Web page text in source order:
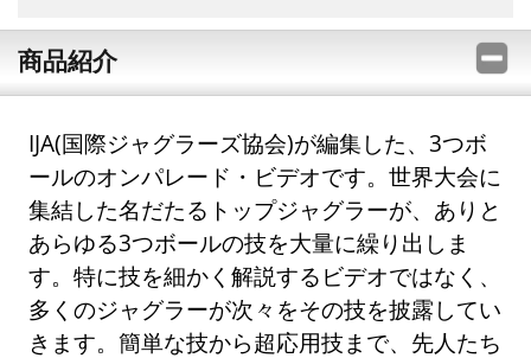
商品紹介
IJA(国際ジャグラーズ協会)が編集した、3つボ
ールのオンパレード・ビデオです。世界大会に
集結した名だたるトップジャグラーが、ありと
あらゆる3つボールの技を大量に繰り出しま
す。特に技を細かく解説するビデオではなく、
多くのジャグラーが次々をその技を披露してい
きます。簡単な技から超応用技まで、先人たち